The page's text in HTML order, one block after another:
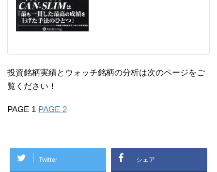
投資銘柄実績とウォッチ銘柄の分析は次のページをご
覧ください！
PAGE 1 PAGE 2
Twitter シェア